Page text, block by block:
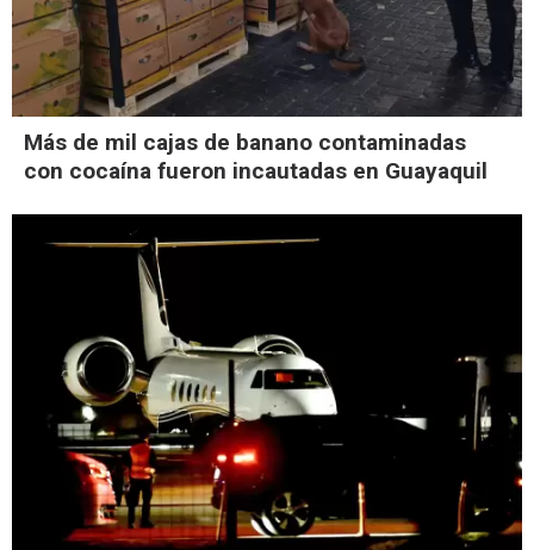
Más de mil cajas de banano contaminadas
con cocaína fueron incautadas en Guayaquil